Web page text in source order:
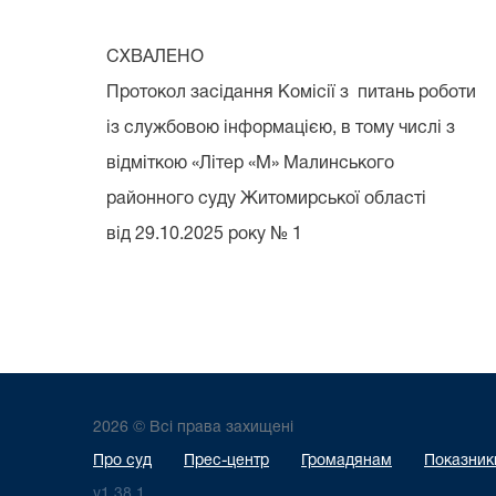
СХВАЛЕНО
Протокол засідання Комісії з питань роботи
із службовою інформацією, в тому числі з
відміткою «Літер «М» Малинського
районного суду Житомирської області
від 29.10.2025 року № 1
2026 © Всі права захищені
Про суд Прес-центр Громадянам